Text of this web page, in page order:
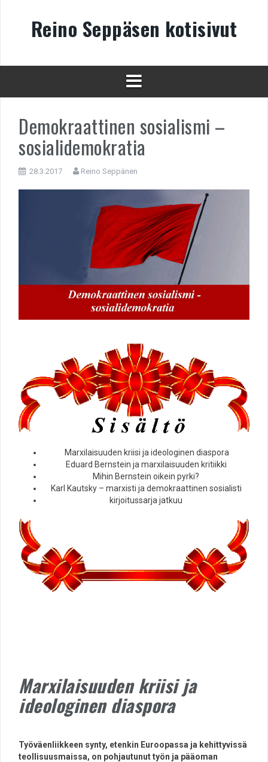
Reino Seppäsen kotisivut
Demokraattinen sosialismi –
sosialidemokratia
28.3.2017 Reino Seppänen
Marxilaisuuden kriisi ja ideologinen diaspora
Eduard Bernstein ja marxilaisuuden kritiikki
Mihin Bernstein oikein pyrki?
Karl Kautsky – marxisti ja demokraattinen sosialisti
kirjoitussarja jatkuu
Marxilaisuuden kriisi ja
ideologinen diaspora
Työväenliikkeen synty, etenkin Euroopassa ja kehittyvissä
teollisuusmaissa, on pohjautunut työn ja pääoman